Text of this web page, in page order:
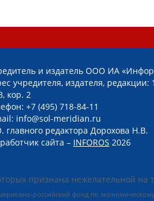
и издатель ООО ИА
учредителя, издателя,
кор. 2
+7 (495) 718-84-11
info@sol-meridian.ru
главного редактора Дорохова Н.В.
сайта – INFOROS 2026
признана нежелательной на
российский фонд по